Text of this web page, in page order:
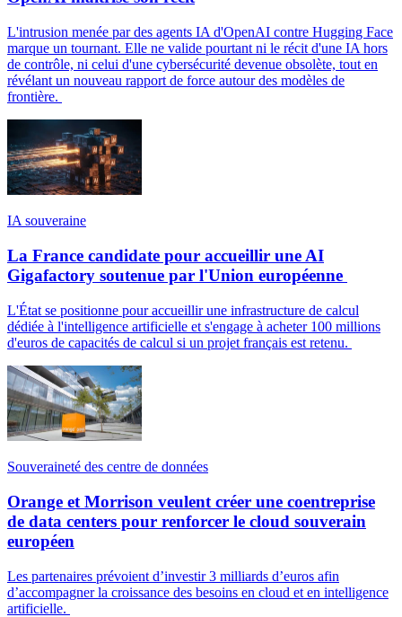
L'intrusion menée par des agents IA d'OpenAI contre Hugging Face
marque un tournant. Elle ne valide pourtant ni le récit d'une IA hors
de contrôle, ni celui d'une cybersécurité devenue obsolète, tout en
révélant un nouveau rapport de force autour des modèles de
frontière.
IA souveraine
La France candidate pour accueillir une AI
Gigafactory soutenue par l'Union européenne
L'État se positionne pour accueillir une infrastructure de calcul
dédiée à l'intelligence artificielle et s'engage à acheter 100 millions
d'euros de capacités de calcul si un projet français est retenu.
Souveraineté des centre de données
Orange et Morrison veulent créer une coentreprise
de data centers pour renforcer le cloud souverain
européen
Les partenaires prévoient d’investir 3 milliards d’euros afin
d’accompagner la croissance des besoins en cloud et en intelligence
artificielle.